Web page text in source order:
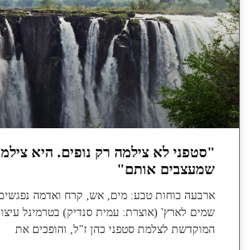
"סטפני לא צילמה רק נופים. היא
שמעצבים אותם"
ארבעה כוחות טבע: מים, אש, קרח ואדמה
שמים לארץ' (אוצרת: עמית סנדיק) בטרמינל
המוקדשת לצלמת סטפני כהן ז"ל, והופכים את